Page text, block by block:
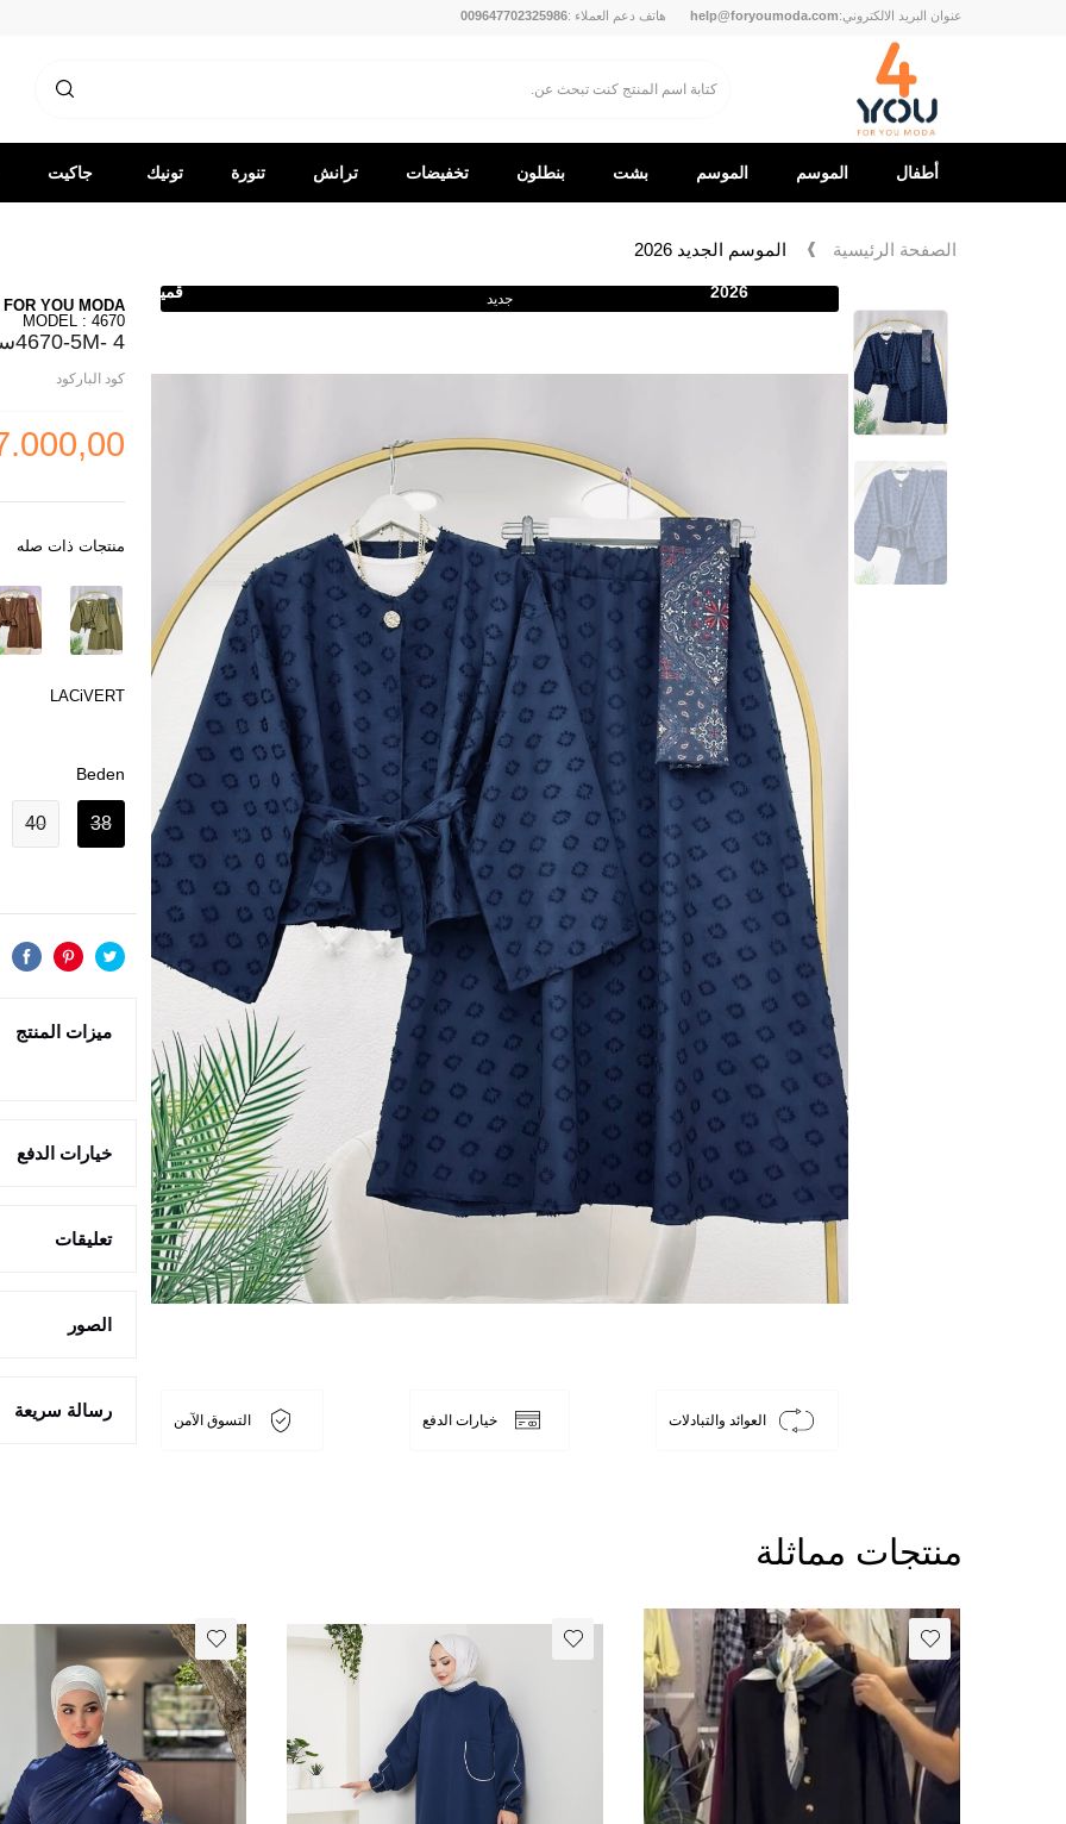
عنوان البريد الالكتروني:help@foryoumoda.com هاتف دعم العملاء :009647702325986
أطفال الموسم الموسم
2026
بشت بنطلون تخفيضات ترانش تنورة تونيك
قميص
جاكيت
الصفحة الرئيسية الموسم الجديد 2026
جديد
العوائد والتبادلات خيارات الدفع التسوق الآمن
FOR YOU MODA
MODEL : 4670
4670-5M- 4سوت تنوره -نيلي
كود الباركود
منتجات ذات صله
LACiVERT
Beden
38
40
ميزات المنتج
خيارات الدفع
تعليقات
الصور
رسالة سريعة
منتجات مماثلة